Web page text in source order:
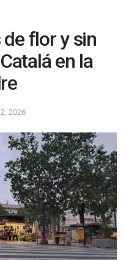
flor y sin
en la
2026